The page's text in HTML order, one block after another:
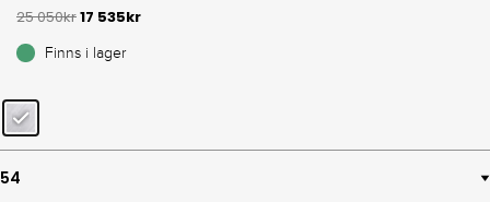
25 050kr17 535kr
Finns i lager